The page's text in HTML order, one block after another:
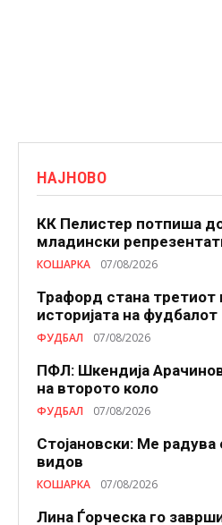
НАЈНОВО
КК Пелистер потпиша
младински
КОШАРКА 07/08/2026
Трафорд стана третиот
историјата на фудбалот
ФУДБАЛ 07/08/2026
ПФЛ: Шкендија
на второто коло
ФУДБАЛ 07/08/2026
Стојановски: Ме радува
видов
КОШАРКА 07/08/2026
Лина Ѓорческа го